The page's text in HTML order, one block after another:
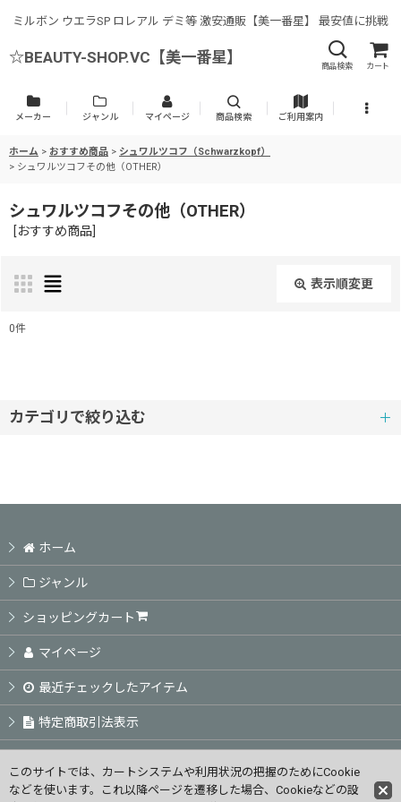
ミルボン ウエラSP ロレアル デミ等 激安通販【美一番星】 最安値に挑戦
☆BEAUTY-SHOP.VC【美一番星】
商品検索 カート
メーカー ジャンル マイページ 商品検索 ご利用案内
ホーム > おすすめ商品 > シュワルツコフ（Schwarzkopf）
> シュワルツコフその他（OTHER）
シュワルツコフその他（OTHER）
[おすすめ商品
表示順変更
並び順 :
0件
カテゴリで絞り込む
BCクアシリーズ
BCオイルシリーズ
サロンオンリー（SALON ONLY）
ファイバープレックス（FIBREPLEX）
シルエット（SILHOUETTE）
ホーム
ジャンル
ショッピングカート
マイページ
最近チェックしたアイテム
特定商取引法表示
お問い合せ
このサイトでは、カートシステムや利用状況の把握のためにCookie
などを使います。これ以降ページを遷移した場合、Cookieなどの設